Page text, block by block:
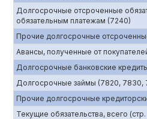
Долгосрочные отсроченные
обязательным платежам (7240)
Прочие долгосрочные
Авансы, полученные от
Долгосрочные банковские
Долгосрочные займы (7820, 7830,
Прочие долгосрочные
Текущие обязательства, всего (стр.